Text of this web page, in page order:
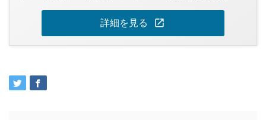
詳細を見る open_in_new